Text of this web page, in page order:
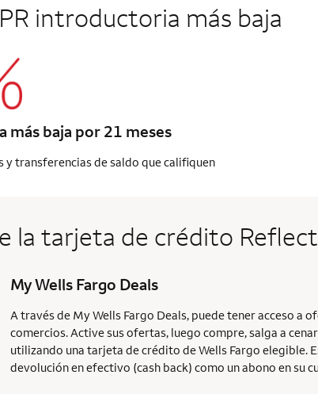
introductoria más baja
más baja por 21 meses
y transferencias de saldo que califiquen
la tarjeta de crédito Reflect
My Wells Fargo Deals
A través de My Wells Fargo Deals, puede tener acceso a
comercios. Active sus ofertas, luego compre, salga a
utilizando una tarjeta de crédito de Wells Fargo elegible.
devolución en efectivo (cash back) como un abono en su